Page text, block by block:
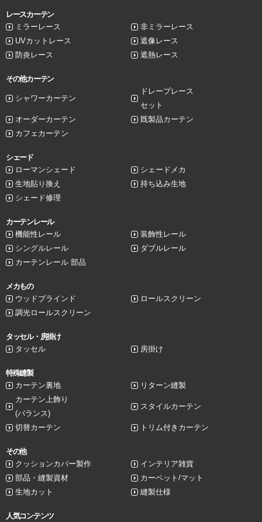
レースカーテン
ミラーレース
非ミラーレース
UVカットレース
遮像レース
防炎レース
遮熱レース
その他カーテン
シャワーカーテン
ドレープレース
セット
オーダーカーテン
既製品カーテン
カフェカーテン
シェード
ローマンシェード
シェードメカ
生地貼り換え
持ち込み生地
シェード修理
カーテンレール
機能性レール
装飾性レール
シングルレール
ダブルレール
カーテンレール 部品
メカもの
ウッドブラインド
ロールスクリーン
調光ロールスクリーン
タッセル・房掛け
タッセル
房掛け
特殊縫製
カーテン裏地
リターン縫製
カーテン上飾り
(バランス)
スタイルカーテン
切替カーテン トリム付きカーテン
その他
クッションカバー製作
インテリア雑貨
部品・縫製資材
カーペット/マット
生地カット
縫製仕様
人気コンテンツ